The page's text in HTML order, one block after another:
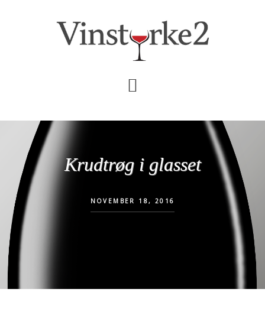
Krudtrøg i glasset
NOVEMBER 18, 2016